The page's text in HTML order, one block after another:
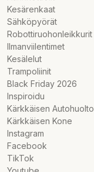
Kesärenkaat
Sähköpyörät
Robottiruohonleikkurit
Ilmanviilentimet
Kesälelut
Trampoliinit
Black Friday 2026
Inspiroidu
Kärkkäisen Autohuolto
Kärkkäisen Kone
Instagram
Facebook
TikTok